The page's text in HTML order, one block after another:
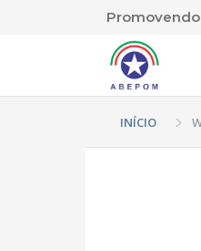
Promovendo
INÍCIO